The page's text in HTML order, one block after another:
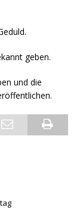
geben.
und die